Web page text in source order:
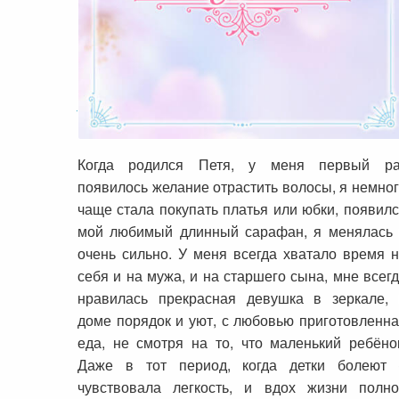
Антонюк Евгения из Омска и история
возрождения любви и женственности
Когда родился Петя, у меня первый
появилось желание отрастить волосы, я
чаще стала покупать платья или юбки,
мой любимый длинный сарафан, я менялась
очень сильно. У меня всегда хватало время
себя и на мужа, и на старшего сына, мне
нравилась прекрасная девушка в зеркале,
доме порядок и уют, с любовью
еда, не смотря на то, что маленький
Даже в тот период, когда детки болеют
чувствовала легкость, и вдох жизни